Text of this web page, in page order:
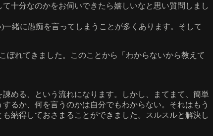
十分なのかをお伺いできたら嬉しいなと思い質問しまし
緒に愚痴を言ってしまうことが多くあります。そして
ぼれてきました。このことから「わからないから教えて
める、という流れになります。しかし、まてまて、簡単
るか、何を言うのかは自分でもわからない。それはもう
納得しておさまることができました。スルスルと解決し